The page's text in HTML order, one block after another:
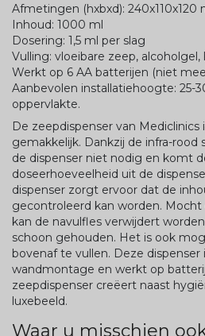
Afmetingen (hxbxd): 240x110x120
Inhoud: 1000 ml
Dosering: 1,5 ml per slag
Vulling: vloeibare zeep,
Werkt op 6 AA batterijen (niet
Aanbevolen installatiehoogte: 25-
oppervlakte.
De zeepdispenser van Mediclinics
gemakkelijk. Dankzij de infra-rood
de dispenser niet nodig en komt
doseerhoeveelheid uit de
dispenser zorgt ervoor dat de
gecontroleerd kan worden. Mocht
kan de navulfles verwijdert
schoon gehouden. Het is ook
bovenaf te vullen. Deze dispenser
wandmontage en werkt op
zeepdispenser creëert naast
luxebeeld.
Waar u misschien